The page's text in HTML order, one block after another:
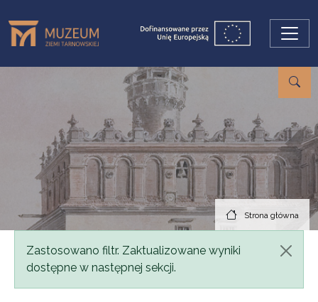
Strona główna
Komunikat
Zastosowano filtr. Zaktualizowane wyniki
dostępne w następnej sekcji.